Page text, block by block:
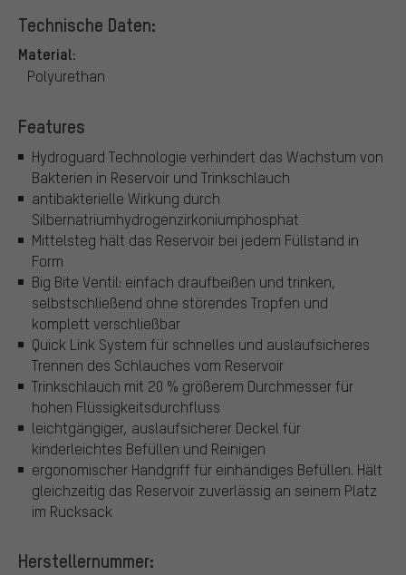
Technische Daten:
Material:
Polyurethan
Features
Hydroguard Technologie verhindert das Wachstum von
Bakterien in Reservoir und Trinkschlauch
antibakterielle Wirkung durch
Silbernatriumhydrogenzirkoniumphosphat
Mittelsteg hält das Reservoir bei jedem Füllstand in
Form
Big Bite Ventil: einfach draufbeißen und trinken,
selbstschließend ohne störendes Tropfen und
komplett verschließbar
Quick Link System für schnelles und auslaufsicheres
Trennen des Schlauches vom Reservoir
Trinkschlauch mit 20 % größerem Durchmesser für
hohen Flüssigkeitsdurchfluss
leichtgängiger, auslaufsicherer Deckel für
kinderleichtes Befüllen und Reinigen
ergonomischer Handgriff für einhändiges Befüllen. Hält
gleichzeitig das Reservoir zuverlässig an seinem Platz
im Rucksack
Herstellernummer: